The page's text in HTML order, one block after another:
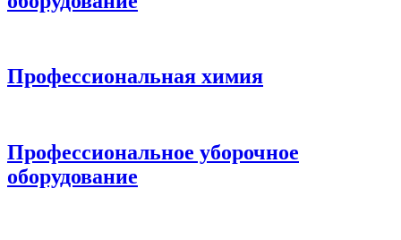
Профессиональная химия
Профессиональное уборочное
оборудование